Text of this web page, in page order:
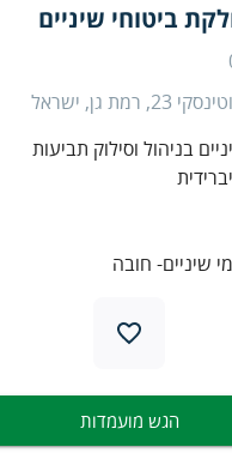
ביטוחי שיניים
גן, ישראל
שיניים- חובה
הגש מועמדות